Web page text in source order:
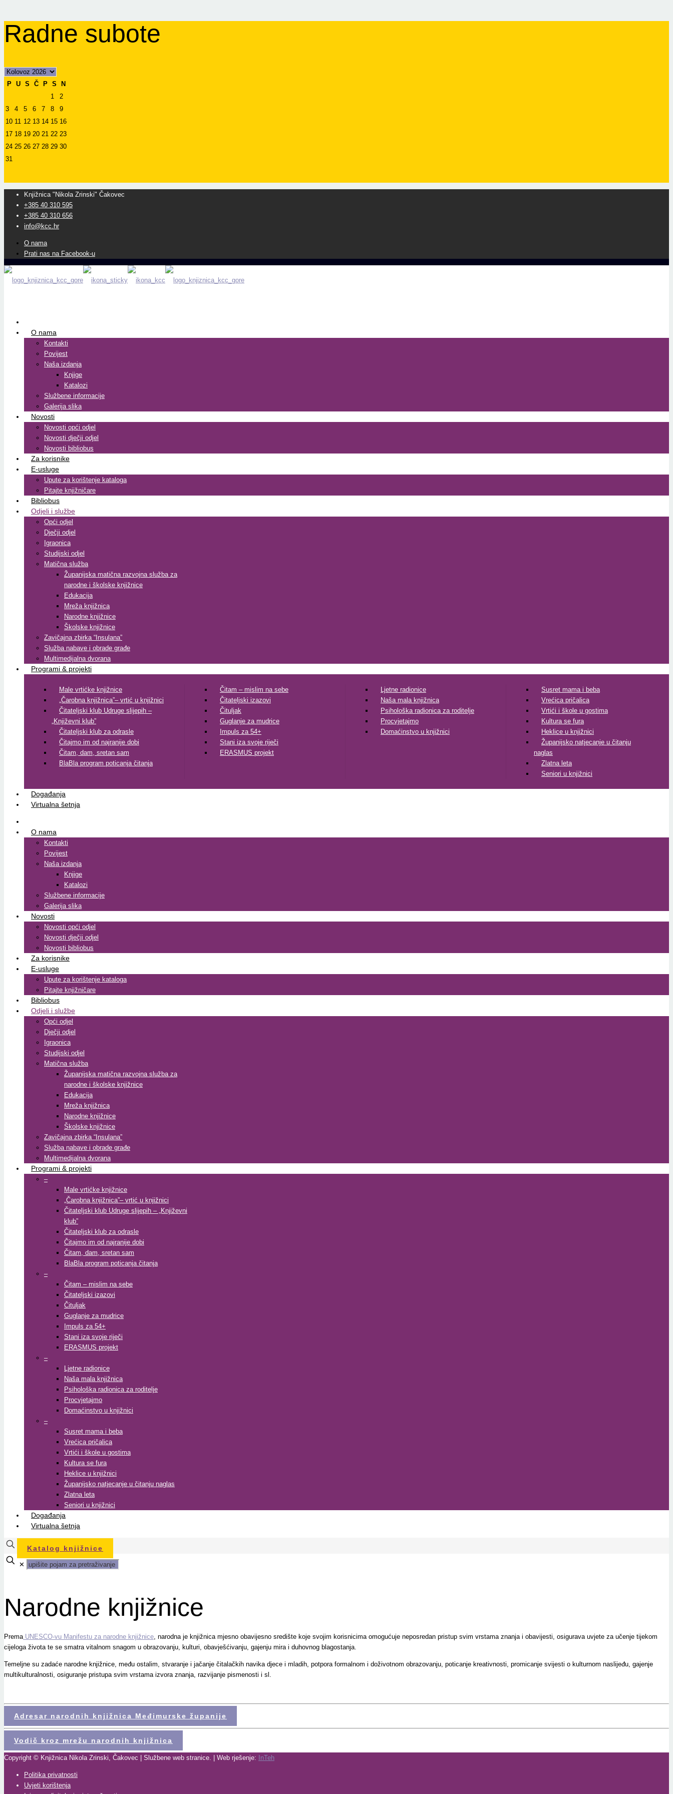
Radne subote
P U S Č P S
N
1
2
3
4 5 6 7 8
9
10 11 12 13 14 15 16
17 18 19 20 21 22 23
24 25 26 27 28 29 30
31
Knjižnica "Nikola Zrinski" Čakovec
+385 40 310 595
+385 40 310 656
info@kcc.hr
O nama
Prati nas na Facebook-u
O nama
Kontakti
Povijest
Naša izdanja
Knjige
Katalozi
Službene informacije
Galerija slika
Novosti
Novosti opći odjel
Novosti dječji odjel
Novosti bibliobus
Za korisnike
E-usluge
Upute za korištenje kataloga
Pitajte knjižničare
Bibliobus
Odjeli i službe
Opći odjel
Dječji odjel
Igraonica
Studijski odjel
Matična služba
Županijska matična razvojna služba za
narodne i školske knjižnice
Edukacija
Mreža knjižnica
Narodne knjižnice
Školske knjižnice
Zavičajna zbirka “Insulana”
Služba nabave i obrade građe
Multimedijalna dvorana
Programi & projekti
Male vrtićke knjižnice
„Čarobna knjižnica”– vrtić u knjižnici
Čitateljski klub Udruge slijepih –
„Književni klub”
Čitateljski klub za odrasle
Čitajmo im od najranije dobi
Čitam, dam, sretan sam
BlaBla program poticanja čitanja
Čitam – mislim na sebe
Čitateljski izazovi
Čituljak
Guglanje za mudrice
Impuls za 54+
Stani iza svoje riječi
ERASMUS projekt
Ljetne radionice
Naša mala knjižnica
Psihološka radionica za roditelje
Procvjetajmo
Domaćinstvo u knjižnici
Susret mama i beba
Vrećica pričalica
Vrtići i škole u gostima
Kultura se fura
Heklice u knjižnici
Županijsko natjecanje u čitanju
naglas
Zlatna leta
Seniori u knjižnici
Događanja
Virtualna šetnja
O nama
Kontakti
Povijest
Naša izdanja
Knjige
Katalozi
Službene informacije
Galerija slika
Novosti
Novosti opći odjel
Novosti dječji odjel
Novosti bibliobus
Za korisnike
E-usluge
Upute za korištenje kataloga
Pitajte knjižničare
Bibliobus
Odjeli i službe
Opći odjel
Dječji odjel
Igraonica
Studijski odjel
Matična služba
Županijska matična razvojna služba za
narodne i školske knjižnice
Edukacija
Mreža knjižnica
Narodne knjižnice
Školske knjižnice
Zavičajna zbirka “Insulana”
Služba nabave i obrade građe
Multimedijalna dvorana
Programi & projekti
–
Male vrtićke knjižnice
„Čarobna knjižnica”– vrtić u knjižnici
Čitateljski klub Udruge slijepih – „Književni
klub”
Čitateljski klub za odrasle
Čitajmo im od najranije dobi
Čitam, dam, sretan sam
BlaBla program poticanja čitanja
–
Čitam – mislim na sebe
Čitateljski izazovi
Čituljak
Guglanje za mudrice
Impuls za 54+
Stani iza svoje riječi
ERASMUS projekt
–
Ljetne radionice
Naša mala knjižnica
Psihološka radionica za roditelje
Procvjetajmo
Domaćinstvo u knjižnici
–
Susret mama i beba
Vrećica pričalica
Vrtići i škole u gostima
Kultura se fura
Heklice u knjižnici
Županijsko natjecanje u čitanju naglas
Zlatna leta
Seniori u knjižnici
Događanja
Virtualna šetnja
Katalog knjižnice
✕
Narodne knjižnice
PremaUNESCO-vu Manifestu za narodne knjižnice, narodna je knjižnica mjesno obavijesno središte koje svojim korisnicima omogućuje neposredan pristup svim vrstama znanja i obavijesti, osigurava uvjete za učenje tijekom
cijeloga života te se smatra vitalnom snagom u obrazovanju, kulturi, obavješćivanju, gajenju mira i duhovnog blagostanja.
Temeljne su zadaće narodne knjižnice, među ostalim, stvaranje i jačanje čitalačkih navika djece i mladih, potpora formalnom i doživotnom obrazovanju, poticanje kreativnosti, promicanje svijesti o kulturnom naslijeđu, gajenje
multikulturalnosti, osiguranje pristupa svim vrstama izvora znanja, razvijanje pismenosti i sl.
Adresar narodnih knjižnica Međimurske županije
Vodič kroz mrežu narodnih knjižnica
Copyright © Knjižnica Nikola Zrinski, Čakovec | Službene web stranice. | Web rješenje: InTeh
Politika privatnosti
Uvjeti korištenja